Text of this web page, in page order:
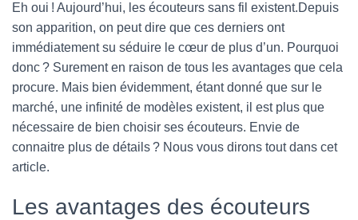
Eh oui ! Aujourd’hui, les écouteurs sans fil existent.Depuis
son apparition, on peut dire que ces derniers ont
immédiatement su séduire le cœur de plus d’un. Pourquoi
donc ? Surement en raison de tous les avantages que cela
procure. Mais bien évidemment, étant donné que sur le
marché, une infinité de modèles existent, il est plus que
nécessaire de bien choisir ses écouteurs. Envie de
connaitre plus de détails ? Nous vous dirons tout dans cet
article.
Les avantages des écouteurs